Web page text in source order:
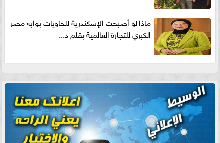
ماذا لو أصبحت الإسكندرية للحاويات بوابه مصر
الكبري للتجارة العالمية بقلم د...